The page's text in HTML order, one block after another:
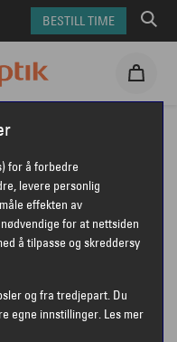
BESTILL TIME
for å forbedre
levere personlig
effekten av
for at nettsiden
å tilpasse og skreddersy
og fra tredjepart. Du
egne innstillinger. Les mer